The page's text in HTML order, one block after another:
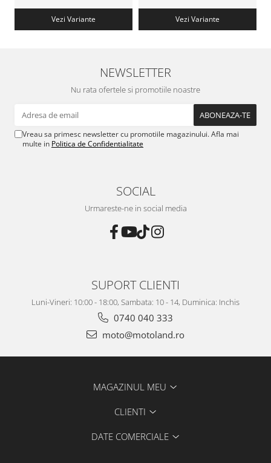
Vezi Variante Vezi Variante
NEWSLETTER
Nu rata ofertele si promotiile noastre
Vreau sa primesc newsletter cu promotiile magazinului. Afla mai
multe in Politica de Confidentialitate
SOCIAL
Urmareste-ne in social media
SUPORT CLIENTI
Luni-Vineri: 10:00 - 18:00, Sambata: 10 - 14, Duminica: Inchis
0740 040 333
moto@motoland.ro
MAGAZINUL MEU
CLIENTI
DATE COMERCIALE